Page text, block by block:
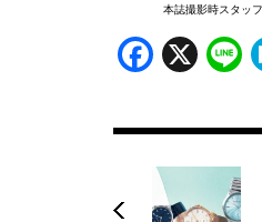
本誌撮影時スタッ
X